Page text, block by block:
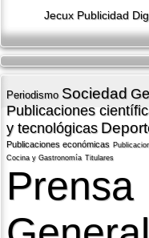
Jecux Publicidad
Periodismo Sociedad
Publicaciones
y tecnológicas
Publicaciones económicas
Cocina y Gastronomí­a Titulares
Prensa